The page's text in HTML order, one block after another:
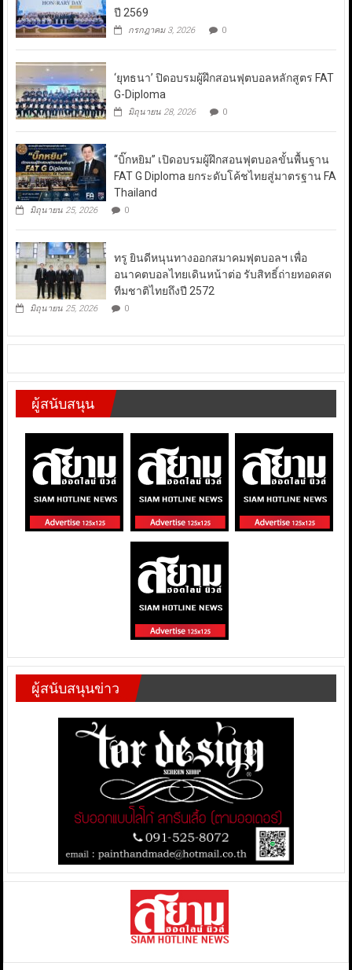
ปี 2569
กรกฎาคม 3, 2026 0
‘ยุทธนา’ ปิดอบรมผู้ฝึกสอนฟุตบอลหลักสูตร FAT
G-Diploma
มิถุนายน 28, 2026 0
“บิ๊กหยิม” เปิดอบรมผู้ฝึกสอนฟุตบอลขั้นพื้นฐาน
FAT G Diploma ยกระดับโค้ชไทยสู่มาตรฐาน FA
Thailand
มิถุนายน 25, 2026 0
ทรู ยินดีหนุนทางออกสมาคมฟุตบอลฯ เพื่อ
อนาคตบอลไทยเดินหน้าต่อ รับสิทธิ์ถ่ายทอดสด
ทีมชาติไทยถึงปี 2572
มิถุนายน 25, 2026 0
ผู้สนับสนุน
ผู้สนับสนุนข่าว